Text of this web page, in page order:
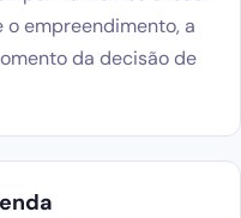
empreendimento, a
da decisão de